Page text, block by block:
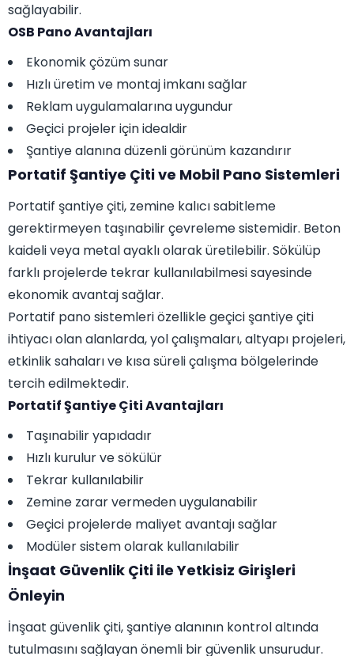
sağlayabilir.
OSB Pano Avantajları
Ekonomik çözüm sunar
Hızlı üretim ve montaj imkanı sağlar
Reklam uygulamalarına uygundur
Geçici projeler için idealdir
Şantiye alanına düzenli görünüm kazandırır
Portatif Şantiye Çiti ve Mobil Pano Sistemleri
Portatif şantiye çiti, zemine kalıcı sabitleme
gerektirmeyen taşınabilir çevreleme sistemidir. Beton
kaideli veya metal ayaklı olarak üretilebilir. Sökülüp
farklı projelerde tekrar kullanılabilmesi sayesinde
ekonomik avantaj sağlar.
Portatif pano sistemleri özellikle geçici şantiye çiti
ihtiyacı olan alanlarda, yol çalışmaları, altyapı projeleri,
etkinlik sahaları ve kısa süreli çalışma bölgelerinde
tercih edilmektedir.
Portatif Şantiye Çiti Avantajları
Taşınabilir yapıdadır
Hızlı kurulur ve sökülür
Tekrar kullanılabilir
Zemine zarar vermeden uygulanabilir
Geçici projelerde maliyet avantajı sağlar
Modüler sistem olarak kullanılabilir
İnşaat Güvenlik Çiti ile Yetkisiz Girişleri
Önleyin
İnşaat güvenlik çiti, şantiye alanının kontrol altında
tutulmasını sağlayan önemli bir güvenlik unsurudur.